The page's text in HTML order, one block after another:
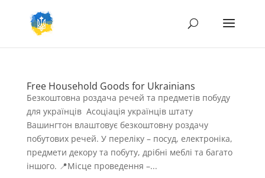
Free Household Goods for Ukrainians
Безкоштовна роздача речей та предметів побуду
для українців Асоціація українців штату
Вашингтон влаштовує безкоштовну роздачу
побутових речей. У переліку – посуд, електроніка,
предмети декору та побуту, дрібні меблі та багато
іншого. 📍Місце проведення –...